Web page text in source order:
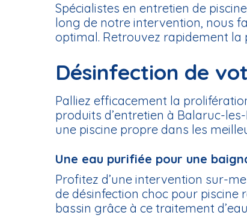
Spécialistes en entretien de
long de notre intervention, nous
optimal. Retrouvez rapidement
Désinfection de
Palliez efficacement la
produits d’entretien à Balaruc-
une piscine propre dans les
Une eau purifiée pour une
Profitez d’une intervention sur-
de désinfection choc pour piscine
bassin grâce à ce traitement